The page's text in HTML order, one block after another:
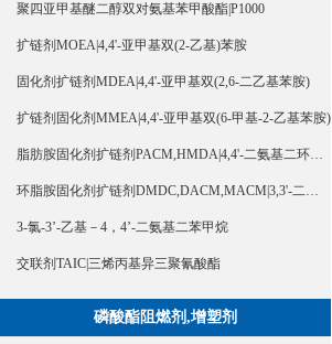
聚四亚甲基醚二醇双对氨基苯甲酸酯|P1000
扩链剂MOEA|4,4'-亚甲基双(2-乙基)苯胺
固化剂扩链剂MDEA|4,4'-亚甲基双(2,6-二乙基苯胺)
扩链剂固化剂MMEA|4,4'-亚甲基双(6-甲基-2-乙基苯胺)
脂肪胺固化剂扩链剂PACM,HMDA|4,4'-二氨基二环己基甲烷
环脂胺固化剂扩链剂DMDC,DACM,MACM|3,3'-二甲基-4,4'-二氨基二环己基甲烷
3-氯-3’-乙基－4，4’-二氨基二苯甲烷
交联剂TAIC|三烯丙基异三聚氰酸酯
磷酸酯阻燃剂,增塑剂